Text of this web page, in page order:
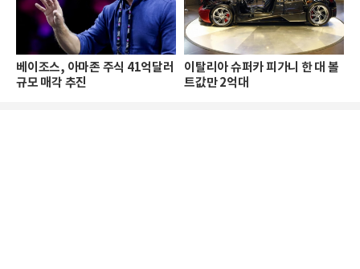
베이조스, 아마존 주식 41억달러
규모 매각 추진
이탈리아 슈퍼카 피가니 한 대 볼
트값만 2억대